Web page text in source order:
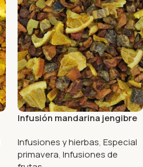
Infusión mandarina jengibre
Infusiones y hierbas, Especial
primavera, Infusiones de